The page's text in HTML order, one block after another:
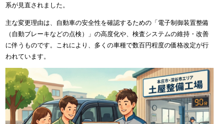
系が見直されました。
主な変更理由は、自動車の安全性を確認するための「電子制御装置整備
（自動ブレーキなどの点検）」の高度化や、検査システムの維持・改善
に伴うものです。これにより、多くの車種で数百円程度の価格改定が行
われています。